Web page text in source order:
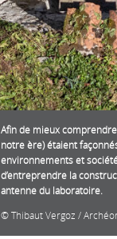
Afin de mieux
notre ère) étaient
environnements et
d’entreprendre la
antenne du laboratoire.
Thibaut Vergoz /